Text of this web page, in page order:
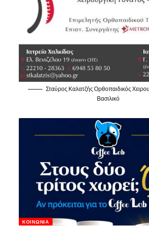
Σταύρος Καλατζής Ορθοπαιδικός
Βασιλικό
ΚΟΙΝΩΝΊΑ